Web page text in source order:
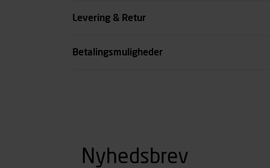
Levering & Retur
Betalingsmuligheder
Nyhedsbrev